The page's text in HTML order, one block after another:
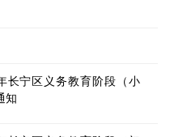
长宁区义务教育阶段（小
知